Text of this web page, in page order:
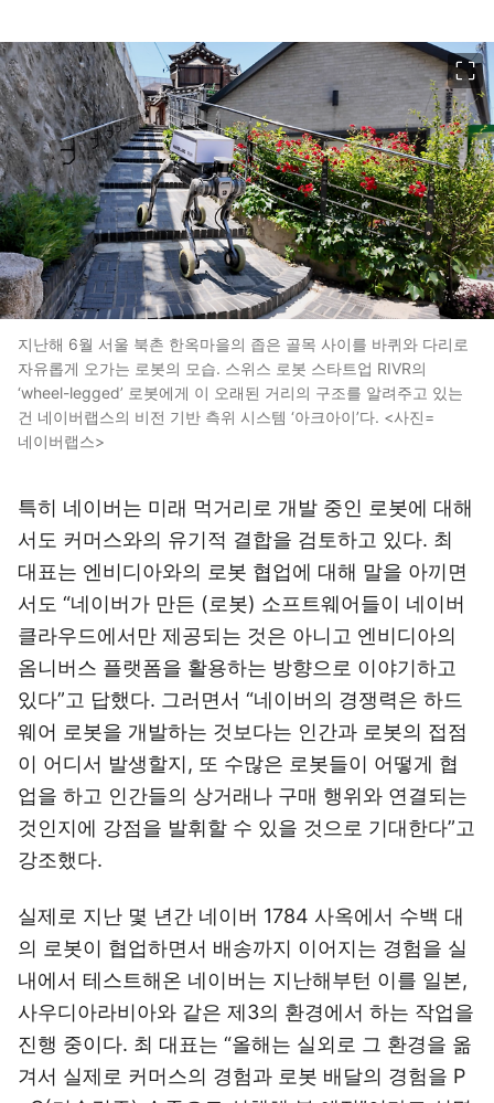
지난해 6월 서울 북촌 한옥마을의 좁은 골목 사이를 바퀴와 다리로
자유롭게 오가는 로봇의 모습. 스위스 로봇 스타트업 RIVR의
‘wheel-legged’ 로봇에게 이 오래된 거리의 구조를 알려주고 있는
건 네이버랩스의 비전 기반 측위 시스템 ‘아크아이’다. <사진=
네이버랩스>
특히 네이버는 미래 먹거리로 개발 중인 로봇에 대해
서도 커머스와의 유기적 결합을 검토하고 있다. 최
대표는 엔비디아와의 로봇 협업에 대해 말을 아끼면
서도 “네이버가 만든 (로봇) 소프트웨어들이 네이버
클라우드에서만 제공되는 것은 아니고 엔비디아의
옴니버스 플랫폼을 활용하는 방향으로 이야기하고
있다”고 답했다. 그러면서 “네이버의 경쟁력은 하드
웨어 로봇을 개발하는 것보다는 인간과 로봇의 접점
이 어디서 발생할지, 또 수많은 로봇들이 어떻게 협
업을 하고 인간들의 상거래나 구매 행위와 연결되는
것인지에 강점을 발휘할 수 있을 것으로 기대한다”고
강조했다.
실제로 지난 몇 년간 네이버 1784 사옥에서 수백 대
의 로봇이 협업하면서 배송까지 이어지는 경험을 실
내에서 테스트해온 네이버는 지난해부턴 이를 일본,
사우디아라비아와 같은 제3의 환경에서 하는 작업을
진행 중이다. 최 대표는 “올해는 실외로 그 환경을 옮
겨서 실제로 커머스의 경험과 로봇 배달의 경험을 P